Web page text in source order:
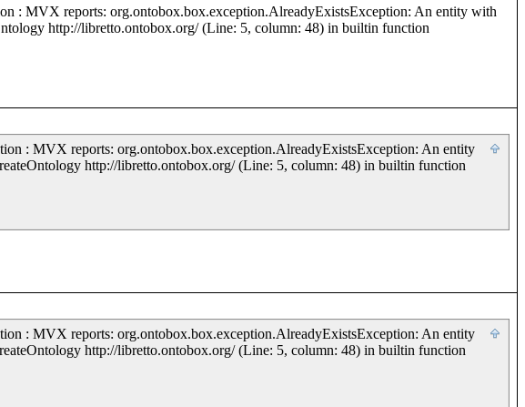
: MVX reports: org.ontobox.box.exception.AlreadyExistsException: An entity with
http://libretto.ontobox.org/ (Line: 5, column: 48) in builtin function
: MVX reports: org.ontobox.box.exception.AlreadyExistsException: An entity
http://libretto.ontobox.org/ (Line: 5, column: 48) in builtin function
: MVX reports: org.ontobox.box.exception.AlreadyExistsException: An entity
http://libretto.ontobox.org/ (Line: 5, column: 48) in builtin function